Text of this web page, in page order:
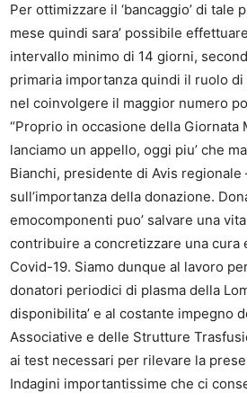
Per ottimizzare il ‘bancaggio’ di tale
mese quindi sara’ possibile
intervallo minimo di 14 giorni,
primaria importanza quindi il ruolo di
nel coinvolgere il maggior numero
“Proprio in occasione della Giornata
lanciamo un appello, oggi piu’ che
Bianchi, presidente di Avis regionale
sull’importanza della donazione.
emocomponenti puo’ salvare una
contribuire a concretizzare una cura
Covid-19. Siamo dunque al lavoro
donatori periodici di plasma della
disponibilita’ e al costante impegno
Associative e delle Strutture
ai test necessari per rilevare la
Indagini importantissime che ci